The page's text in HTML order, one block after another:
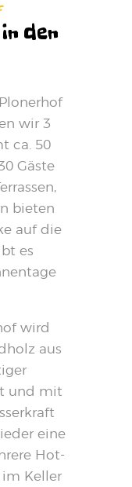
den
wir 3
ca. 50
Gäste
bieten
auf die
es
wird
aus
und mit
eine
Hot-
Keller